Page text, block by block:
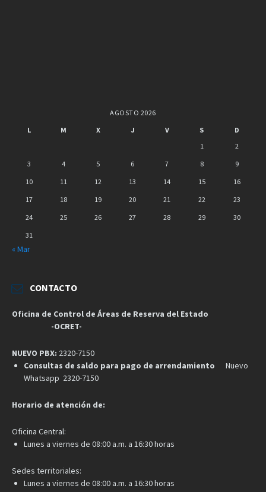
AGOSTO 2026
L
M X J V S
D
1
2
3
4 5 6 7 8
9
10
11 12 13 14 15
16
17
18 19 20 21 22
23
24
25 26 27 28 29
30
31
« Mar
CONTACTO
Oficina de Control de Áreas de Reserva del Estado
-OCRET-
NUEVO PBX: 2320-7150
Consultas de saldo para pago de arrendamiento Nuevo
Whatsapp 2320-7150
Horario de atención de:
Oficina Central:
Lunes a viernes de 08:00 a.m. a 16:30 horas
Sedes territoriales:
Lunes a viernes de 08:00 a.m. a 16:30 horas